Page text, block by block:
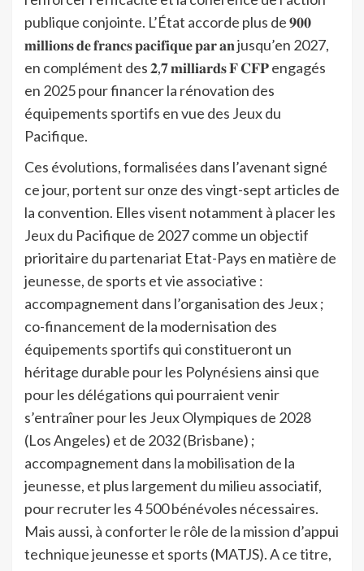
publique conjointe. L’État accorde plus de 𝟗𝟎𝟎
𝐦𝐢𝐥𝐥𝐢𝐨𝐧𝐬 𝐝𝐞 𝐟𝐫𝐚𝐧𝐜𝐬 𝐩𝐚𝐜𝐢𝐟𝐢𝐪𝐮𝐞 𝐩𝐚𝐫 𝐚𝐧 jusqu’en 2027,
en complément des 𝟐,𝟕 𝐦𝐢𝐥𝐥𝐢𝐚𝐫𝐝𝐬 𝐅 𝐂𝐅𝐏 engagés
en 2025 pour financer la rénovation des
équipements sportifs en vue des Jeux du
Pacifique.
Ces évolutions, formalisées dans l’avenant signé
ce jour, portent sur onze des vingt-sept articles de
la convention. Elles visent notamment à placer les
Jeux du Pacifique de 2027 comme un objectif
prioritaire du partenariat Etat-Pays en matière de
jeunesse, de sports et vie associative :
accompagnement dans l’organisation des Jeux ;
co-financement de la modernisation des
équipements sportifs qui constitueront un
héritage durable pour les Polynésiens ainsi que
pour les délégations qui pourraient venir
s’entraîner pour les Jeux Olympiques de 2028
(Los Angeles) et de 2032 (Brisbane) ;
accompagnement dans la mobilisation de la
jeunesse, et plus largement du milieu associatif,
pour recruter les 4 500 bénévoles nécessaires.
Mais aussi, à conforter le rôle de la mission d’appui
technique jeunesse et sports (MATJS). A ce titre,